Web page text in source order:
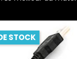
STOCK